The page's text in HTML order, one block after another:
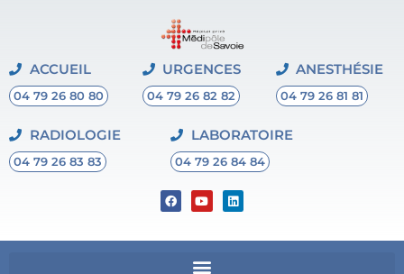
ACCUEIL
04 79 26 80 80
URGENCES
04 79 26 82 82
ANESTHÉSIE
04 79 26 81 81
RADIOLOGIE
04 79 26 83 83
LABORATOIRE
04 79 26 84 84
F
a
b
Y
o
u
e
L
i
e